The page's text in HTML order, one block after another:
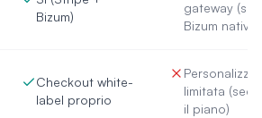
Bizum)
gateway
Bizum nativo)
Checkout white-
label proprio
limitata
il piano)